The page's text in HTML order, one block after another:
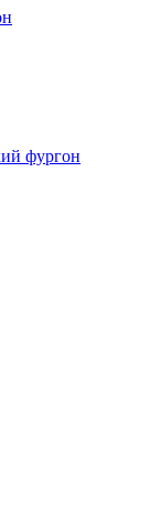
фургон